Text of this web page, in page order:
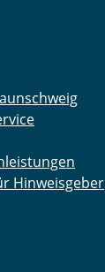
Hinweisgeber